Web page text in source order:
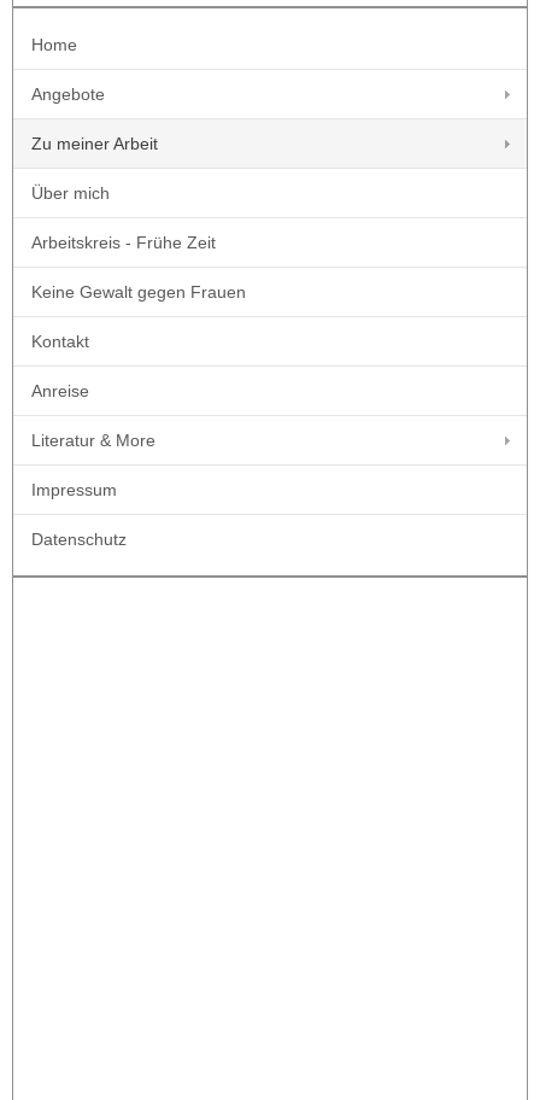
Home
Angebote
Zu meiner Arbeit
Über mich
Arbeitskreis - Frühe Zeit
Keine Gewalt gegen Frauen
Kontakt
Anreise
Literatur & More
Impressum
Datenschutz